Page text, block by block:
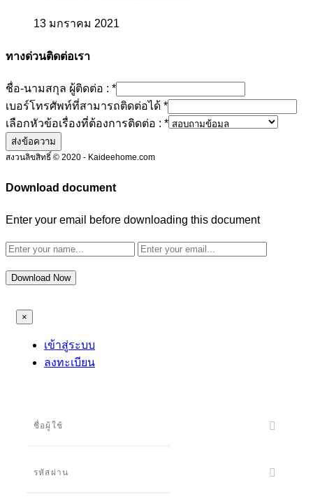
13 มกราคม 2021
ทางด่วนติดต่อเรา
ชื่อ-นามสกุล ผู้ติดต่อ : *
เบอร์โทรศัพท์ที่สามารถติดต่อได้ *
เลือกหัวข้อเรื่องที่ต้องการติดต่อ : *
ส่งข้อความ
สงวนลิขสิทธิ์ © 2020 - Kaideehome.com
Download document
Enter your email before downloading this document
Download Now
×
เข้าสู่ระบบ
ลงทะเบียน